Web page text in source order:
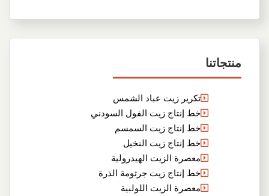
منتجاتنا
تكرير زيت عباد الشمس
خط إنتاج زيت الفول السودني
خط إنتاج زيت السمسم
خط إنتاج زيت النخيل
معصرة الزيت الهيدرولية
خط إنتاج زيت جرثومة الذرة
معصرة الزيت اللولبية